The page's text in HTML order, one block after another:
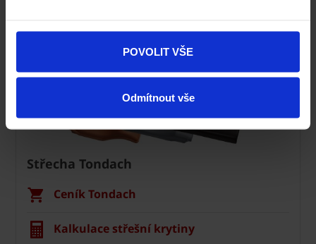
POVOLIT VŠE
Odmítnout vše
Střecha Tondach
Ceník Tondach
Kalkulace střešní krytiny